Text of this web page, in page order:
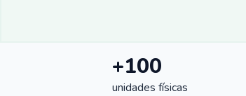
+100
unidades físicas